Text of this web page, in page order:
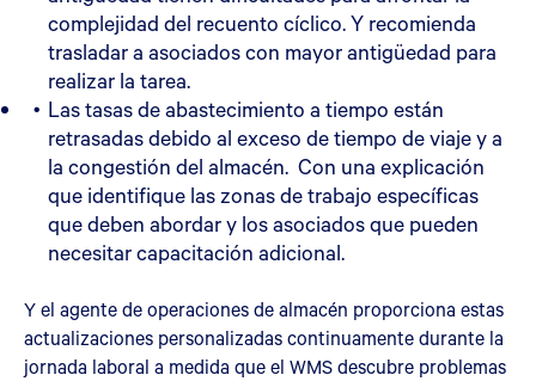
complejidad del recuento cíclico. Y recomienda
trasladar a asociados con mayor antigüedad para
realizar la tarea.
Las tasas de abastecimiento a tiempo están
retrasadas debido al exceso de tiempo de viaje y a
la congestión del almacén. Con una explicación
que identifique las zonas de trabajo específicas
que deben abordar y los asociados que pueden
necesitar capacitación adicional.
Y el agente de operaciones de almacén proporciona estas
actualizaciones personalizadas continuamente durante la
jornada laboral a medida que el WMS descubre problemas